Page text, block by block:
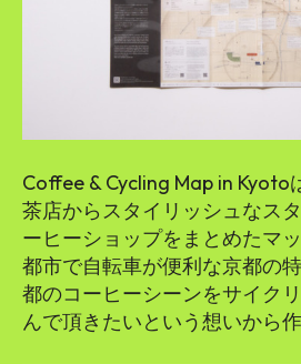
Coffee & Cycling Map in Kyoto
茶店からスタイリッシュなス
ーヒーショップをまとめたマ
都市で自転車が便利な京都の
都のコーヒーシーンをサイク
んで頂きたいという想いから